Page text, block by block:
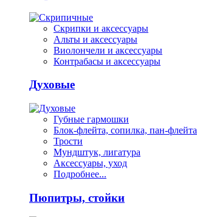
Скрипки и аксессуары
Альты и аксессуары
Виолончели и аксессуары
Контрабасы и аксессуары
Духовые
Губные гармошки
Блок-флейта, сопилка, пан-флейта
Трости
Мундштук, лигатура
Аксессуары, уход
Подробнее...
Пюпитры, стойки